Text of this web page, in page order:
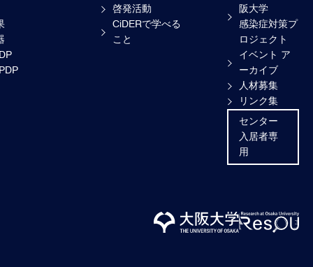
啓発活動
CiDERで学べる
こと
阪大学
感染症対策プ
ロジェクト
イベント ア
ーカイブ
人材募集
リンク集
センター
入居者専
用